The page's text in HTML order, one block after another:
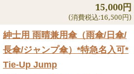
15,000円
(消費税込:16,500円)
紳士用 雨晴兼用傘（雨傘/日傘/
長傘/ジャンプ傘） *特急名入可*
Tie-Up Jump